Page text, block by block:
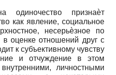
одиночество признаѐт
как явление, социальное
несерьѐзное по
оценке отношений друг с
к субъективному чувству
и отчуждение в этом
личностными